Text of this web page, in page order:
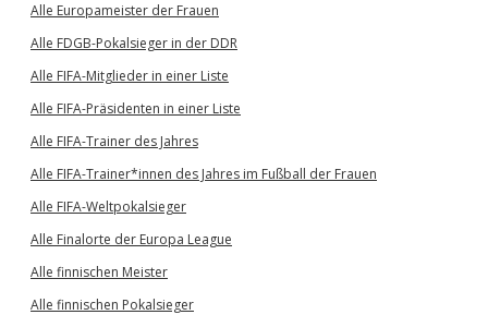
Alle Europameister der Frauen
Alle FDGB-Pokalsieger in der DDR
Alle FIFA-Mitglieder in einer Liste
Alle FIFA-Präsidenten in einer Liste
Alle FIFA-Trainer des Jahres
Alle FIFA-Trainer*innen des Jahres im Fußball der Frauen
Alle FIFA-Weltpokalsieger
Alle Finalorte der Europa League
Alle finnischen Meister
Alle finnischen Pokalsieger